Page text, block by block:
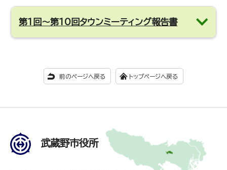
第1回～第10回タウンミーティング報告書
前のページへ戻る トップページへ戻る
武蔵野市役所